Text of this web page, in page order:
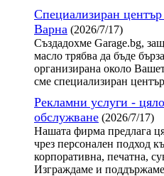
Специализиран
Варна (2026/7/17)
Създадохме Garage.bg,
масло трябва да бъде
организирана около
сме специализиран
Рекламни услуги -
обслужване (2026/7/17)
Нашата фирма предлага
чрез персонален подход
корпоративна, печатна,
Изграждаме и